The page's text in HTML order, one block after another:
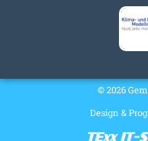
© 2026
Design &